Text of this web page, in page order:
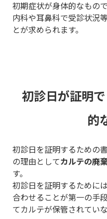
初期症状が身体的なもの
内科や耳鼻科で受診状況
とが求められます。
初診日が証明
的
初診日を証明するための
の理由としてカルテの廃
す。
初診日を証明するために
合わせることが第一の手
てカルテが保管されてい